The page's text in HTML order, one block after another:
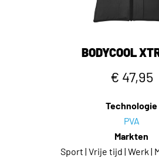
BODYCOOL
€ 47,95
Technologie
PVA
Markten
Sport | Vrije tijd | Werk |